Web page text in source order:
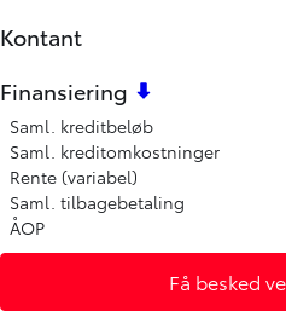
Kontant
Finansiering
Saml. kreditbeløb
Saml. kreditomkostninger
Rente (variabel)
Saml. tilbagebetaling
ÅOP
Få besked